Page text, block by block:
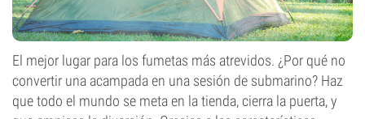
El mejor lugar para los fumetas más atrevidos. ¿Por qué no
convertir una acampada en una sesión de submarino? Haz
que todo el mundo se meta en la tienda, cierra la puerta, y